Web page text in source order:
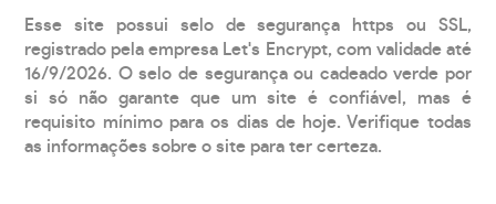
Esse site possui selo de segurança https ou SSL,
registrado pela empresa Let's Encrypt, com validade até
16/9/2026. O selo de segurança ou cadeado verde por
si só não garante que um site é confiável, mas é
requisito mínimo para os dias de hoje. Verifique todas
as informações sobre o site para ter certeza.